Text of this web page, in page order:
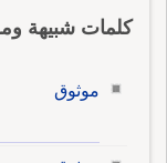
كلمات شبيهة
موثوق